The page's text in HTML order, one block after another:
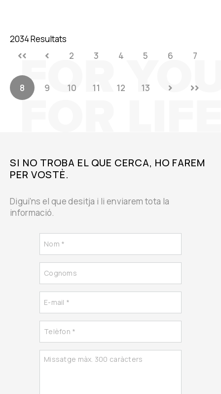
2034 Resultats
2
3 4 5 6 7
8 9 10 11 12 13
SI NO TROBA EL QUE CERCA, HO FAREM
PER VOSTÈ.
Digui'ns el que desitja i li enviarem tota la
informació.